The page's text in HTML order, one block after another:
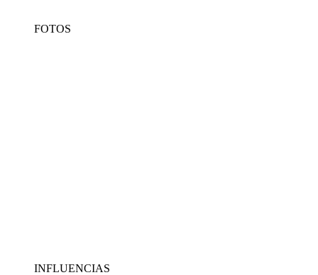
FOTOS
INFLUENCIAS